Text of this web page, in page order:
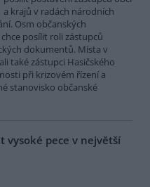
a krajů v radách národních
Osm občanských
posílit roli zástupců
dokumentů. Místa v
také zástupci Hasičského
při krizovém řízení a
stanovisko občanské
vysoké pece v největší